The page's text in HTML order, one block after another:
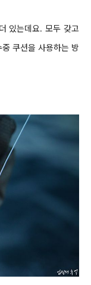
더 있는데요.모두 갖고
중 쿠션을 사용하는 방